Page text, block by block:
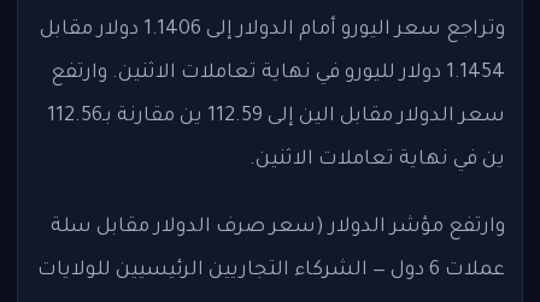
وتراجع سعر اليورو أمام الدولار إلى 1.1406 دولار مقابل
1.1454 دولار لليورو في نهاية تعاملات الاثنين. وارتفع
سعر الدولار مقابل الين إلى 112.59 ين مقارنة بـ112.56
ين في نهاية تعاملات الاثنين.
وارتفع مؤشر الدولار (سعر صرف الدولار مقابل سلة
عملات 6 دول — الشركاء التجاريين الرئيسيين للولايات